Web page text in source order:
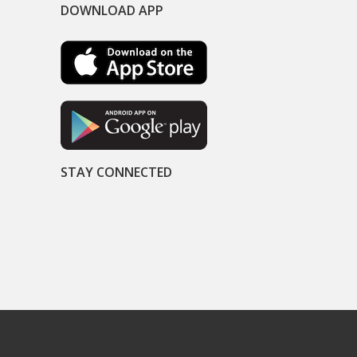
DOWNLOAD APP
STAY CONNECTED